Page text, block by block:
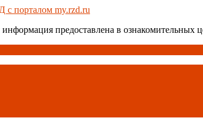
порталом my.rzd.ru
предоставлена в ознакомительных